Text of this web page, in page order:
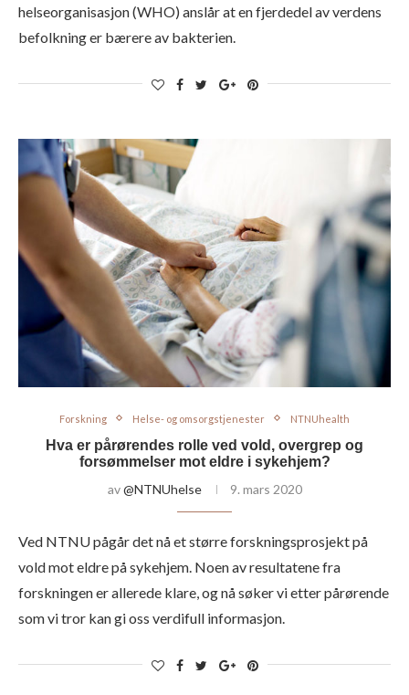
helseorganisasjon (WHO) anslår at en fjerdedel av verdens
befolkning er bærere av bakterien.
Forskning Helse- og omsorgstjenester NTNUhealth
Hva er pårørendes rolle ved vold, overgrep og
forsømmelser mot eldre i sykehjem?
av@NTNUhelse 9. mars 2020
Ved NTNU pågår det nå et større forskningsprosjekt på
vold mot eldre på sykehjem. Noen av resultatene fra
forskningen er allerede klare, og nå søker vi etter pårørende
som vi tror kan gi oss verdifull informasjon.